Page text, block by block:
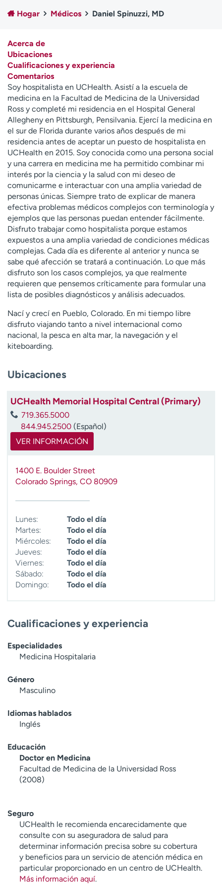
Empleados
Profesionales
comunicación
Contáctenos Noticias e historias
A
y
ú
d
a
m
e
a
e
n
c
o
n
t
r
a
r
Hogar Médicos Daniel Spinuzzi, MD
Acerca de
Ubicaciones
Cualificaciones y experiencia
Comentarios
Soy hospitalista en UCHealth. Asistí a la escuela de
medicina en la Facultad de Medicina de la Universidad
Ross y completé mi residencia en el Hospital General
Allegheny en Pittsburgh, Pensilvania. Ejercí la medicina en
el sur de Florida durante varios años después de mi
residencia antes de aceptar un puesto de hospitalista en
UCHealth en 2015. Soy conocida como una persona social
y una carrera en medicina me ha permitido combinar mi
interés por la ciencia y la salud con mi deseo de
comunicarme e interactuar con una amplia variedad de
personas únicas. Siempre trato de explicar de manera
efectiva problemas médicos complejos con terminología y
ejemplos que las personas puedan entender fácilmente.
Disfruto trabajar como hospitalista porque estamos
expuestos a una amplia variedad de condiciones médicas
complejas. Cada día es diferente al anterior y nunca se
sabe qué afección se tratará a continuación. Lo que más
disfruto son los casos complejos, ya que realmente
requieren que pensemos críticamente para formular una
lista de posibles diagnósticos y análisis adecuados.
Nací y crecí en Pueblo, Colorado. En mi tiempo libre
disfruto viajando tanto a nivel internacional como
nacional, la pesca en alta mar, la navegación y el
kiteboarding.
Ubicaciones
UCHealth Memorial Hospital Central (Primary)
719.365.5000
844.945.2500 (Español)
VER INFORMACIÓN
1400 E. Boulder Street
Colorado Springs, CO 80909
Lunes:
Todo el día
Martes:
Todo el día
Miércoles:
Todo el día
Jueves:
Todo el día
Viernes:
Todo el día
Sábado:
Todo el día
Domingo:
Todo el día
Cualificaciones y experiencia
Especialidades
Medicina Hospitalaria
Género
Masculino
Idiomas hablados
Inglés
Educación
Doctor en Medicina
Facultad de Medicina de la Universidad Ross
(2008)
Seguro
UCHealth le recomienda encarecidamente que
consulte con su aseguradora de salud para
determinar información precisa sobre su cobertura
y beneficios para un servicio de atención médica en
particular proporcionado en un centro de UCHealth.
Más información aquí.